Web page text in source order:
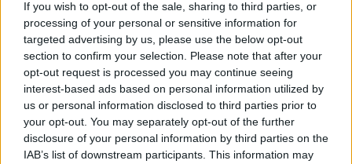
If you wish to opt-out of the sale, sharing to third parties, or
processing of your personal or sensitive information for
targeted advertising by us, please use the below opt-out
section to confirm your selection. Please note that after your
opt-out request is processed you may continue seeing
interest-based ads based on personal information utilized by
us or personal information disclosed to third parties prior to
your opt-out. You may separately opt-out of the further
disclosure of your personal information by third parties on the
IAB’s list of downstream participants. This information may
Laboratori creativi per bambini
Asili Nido